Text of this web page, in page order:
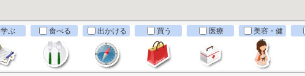
学ぶ 食べる 出かける 買う 医療
美容・健
康